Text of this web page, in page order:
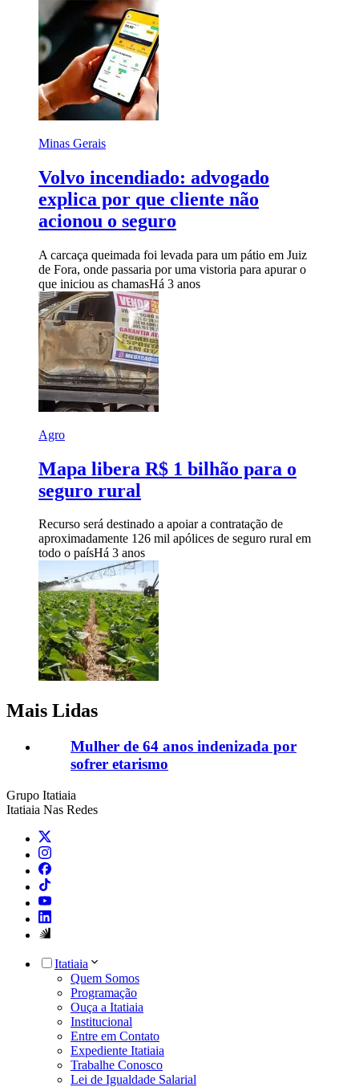
Minas Gerais
Volvo incendiado: advogado
explica por que cliente não
acionou o seguro
A carcaça queimada foi levada para um pátio em Juiz
de Fora, onde passaria por uma vistoria para apurar o
que iniciou as chamasHá 3 anos
Agro
Mapa libera R$ 1 bilhão para o
seguro rural
Recurso será destinado a apoiar a contratação de
aproximadamente 126 mil apólices de seguro rural em
todo o paísHá 3 anos
Mais Lidas
Mulher de 64 anos indenizada por
sofrer etarismo
Grupo Itatiaia
Itatiaia Nas Redes
Itatiaia
Quem Somos
Programação
Ouça a Itatiaia
Institucional
Entre em Contato
Expediente Itatiaia
Trabalhe Conosco
Lei de Igualdade Salarial